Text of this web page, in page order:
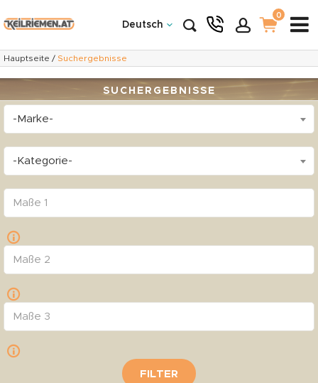
Deutsch
0
Hauptseite / Suchergebnisse
SUCHERGEBNISSE
-Marke-
-Kategorie-
FILTER